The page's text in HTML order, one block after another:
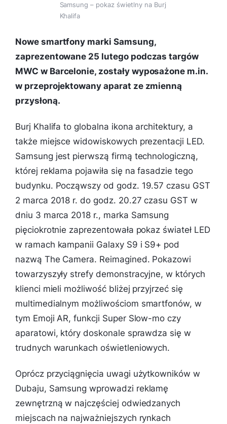
Samsung – pokaz świetlny na Burj
Khalifa
Nowe smartfony marki Samsung,
zaprezentowane 25 lutego podczas targów
MWC w Barcelonie, zostały wyposażone m.in.
w przeprojektowany aparat ze zmienną
przysłoną.
Burj Khalifa to globalna ikona architektury, a
także miejsce widowiskowych prezentacji LED.
Samsung jest pierwszą firmą technologiczną,
której reklama pojawiła się na fasadzie tego
budynku. Począwszy od godz. 19.57 czasu GST
2 marca 2018 r. do godz. 20.27 czasu GST w
dniu 3 marca 2018 r., marka Samsung
pięciokrotnie zaprezentowała pokaz świateł LED
w ramach kampanii Galaxy S9 i S9+ pod
nazwą The Camera. Reimagined. Pokazowi
towarzyszyły strefy demonstracyjne, w których
klienci mieli możliwość bliżej przyjrzeć się
multimedialnym możliwościom smartfonów, w
tym Emoji AR, funkcji Super Slow-mo czy
aparatowi, który doskonale sprawdza się w
trudnych warunkach oświetleniowych.
Oprócz przyciągnięcia uwagi użytkowników w
Dubaju, Samsung wprowadzi reklamę
zewnętrzną w najczęściej odwiedzanych
miejscach na najważniejszych rynkach